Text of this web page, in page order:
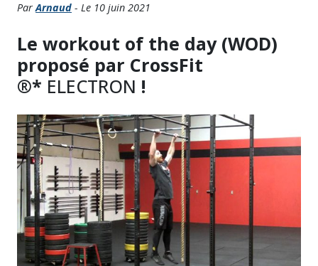
ParArnaud - Le 10 juin 2021
Le workout of the day (WOD)
proposé par CrossFit
®* ELECTRON !